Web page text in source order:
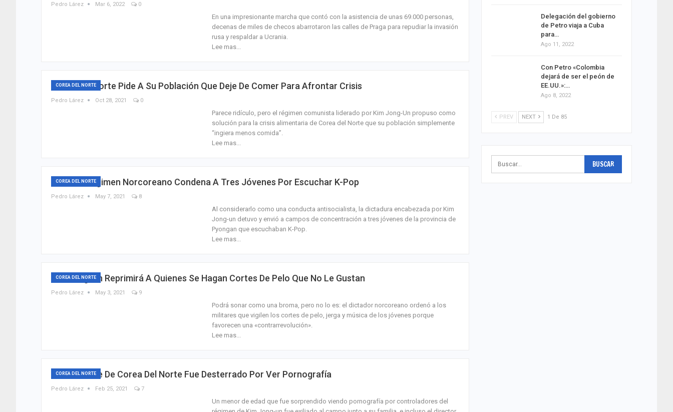
Pedro Lárez Mar 6, 2022 0
En una impresionante marcha que contó con la asistencia de unas 69.000 personas,
decenas de miles de checos abarrotaron las calles de Praga para repudiar la invasión
rusa y respaldar a Ucrania.
Lee mas...
COREA DEL NORTE
Corea Del Norte Pide A Su Población Que Deje De Comer Para Afrontar Crisis
Pedro Lárez Oct 28, 2021 0
Parece ridículo, pero el régimen comunista liderado por Kim Jong-Un propuso como
solución para la crisis alimentaria de Corea del Norte que su población simplemente
‘‘ingiera menos comida’’.
Lee mas...
COREA DEL NORTE
Insólito: Régimen Norcoreano Condena A Tres Jóvenes Por Escuchar K-Pop
Pedro Lárez May 7, 2021 8
Al considerarlo como una conducta antisocialista, la dictadura encabezada por Kim
Jong-un detuvo y envió a campos de concentración a tres jóvenes de la provincia de
Pyongan que escuchaban K-Pop.
Lee mas...
COREA DEL NORTE
Kim Jong-Un Reprimirá A Quienes Se Hagan Cortes De Pelo Que No Le Gustan
Pedro Lárez May 3, 2021 9
Podrá sonar como una broma, pero no lo es: el dictador norcoreano ordenó a los
militares que vigilen los cortes de pelo, jerga y música de los jóvenes porque
favorecen una «contrarrevolución».
Lee mas...
COREA DEL NORTE
Adolescente De Corea Del Norte Fue Desterrado Por Ver Pornografía
Pedro Lárez Feb 25, 2021 7
Un menor de edad que fue sorprendido viendo pornografía por controladores del
Delegación del gobierno
de Petro viaja a Cuba
para…
Ago 11, 2022
Con Petro «Colombia
dejará de ser el peón de
EE.UU.»:…
Ago 8, 2022
PREV NEXT 1 De 85